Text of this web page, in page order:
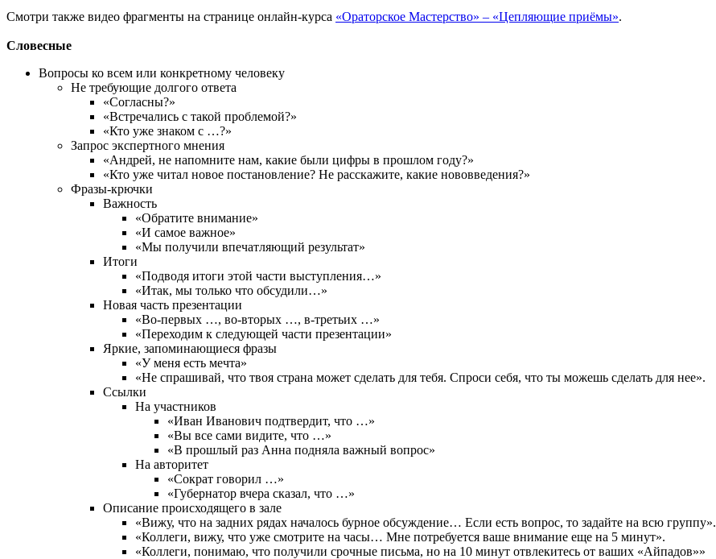
Смотри также видео фрагменты на странице онлайн-курса «Ораторское Мастерство» – «Цепляющие приёмы».
Словесные
Вопросы ко всем или конкретному человеку
Не требующие долгого ответа
«Согласны?»
«Встречались с такой проблемой?»
«Кто уже знаком с …?»
Запрос экспертного мнения
«Андрей, не напомните нам, какие были цифры в прошлом году?»
«Кто уже читал новое постановление? Не расскажите, какие нововведения?»
Фразы-крючки
Важность
«Обратите внимание»
«И самое важное»
«Мы получили впечатляющий результат»
Итоги
«Подводя итоги этой части выступления…»
«Итак, мы только что обсудили…»
Новая часть презентации
«Во-первых …, во-вторых …, в-третьих …»
«Переходим к следующей части презентации»
Яркие, запоминающиеся фразы
«У меня есть мечта»
«Не спрашивай, что твоя страна может сделать для тебя. Спроси себя, что ты можешь сделать для нее».
Ссылки
На участников
«Иван Иванович подтвердит, что …»
«Вы все сами видите, что …»
«В прошлый раз Анна подняла важный вопрос»
На авторитет
«Сократ говорил …»
«Губернатор вчера сказал, что …»
Описание происходящего в зале
«Вижу, что на задних рядах началось бурное обсуждение… Если есть вопрос, то задайте на всю группу».
«Коллеги, вижу, что уже смотрите на часы… Мне потребуется ваше внимание еще на 5 минут».
«Коллеги, понимаю, что получили срочные письма, но на 10 минут отвлекитесь от ваших «Айпадов»»